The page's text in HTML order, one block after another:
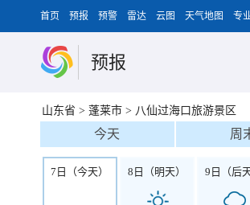
首页 预报 预警 雷达 云图 天气地图 专
预报
山东省 > 蓬莱市 > 八仙过海口旅游景区
今天 周
7日（今天） 8日（明天） 9日（后天